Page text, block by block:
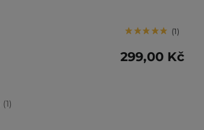
1
1
299,00 Kč